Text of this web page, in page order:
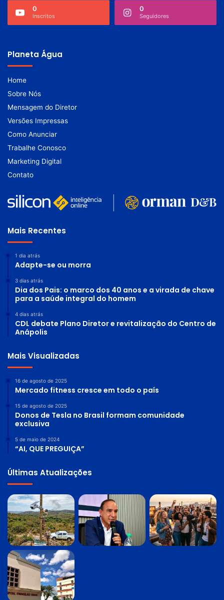
0
Inscritos
0
Seguidores
Planeta Água
Home
Sobre Nós
Mensagem do Diretor
Versões Impressas
Como Anunciar
Trabalhe Conosco
Marketing Digital
Contato
Mais Recentes
1 dia atrás
Adapte-se ou morra
3 dias atrás
Dia dos Pais: o marco dos 40 anos e a virada de chave
para a saúde integral do homem
4 dias atrás
CDL debate Plano Diretor e revitalização do Centro de
Anápolis
Mais Visualizadas
16 de agosto de 2025
Mercado fitness cresce em todo o país
15 de agosto de 2025
Donos de Tesla no Brasil formam comunidade
exclusiva
5 de maio de 2024
“AI, QUE PREGUIÇA”
Últimas Atualizações